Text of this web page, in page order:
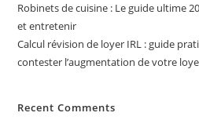
Robinets de cuisine : Le guide ultime
et entretenir
Calcul révision de loyer IRL : guide
contester l’augmentation de votre
Recent Comments